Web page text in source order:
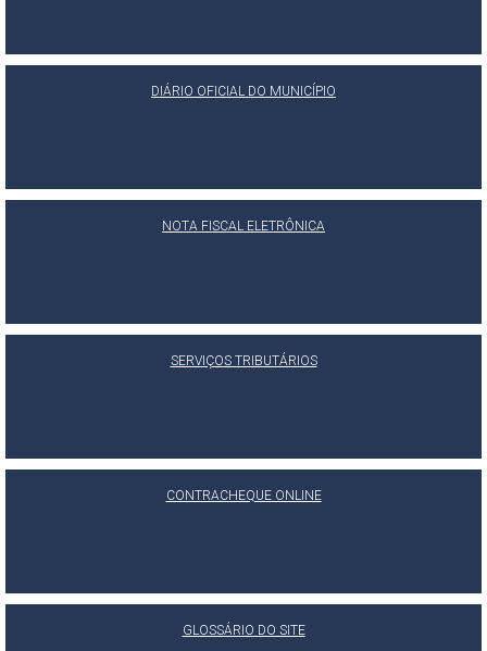
DIÁRIO OFICIAL DO MUNICÍPIO
NOTA FISCAL ELETRÔNICA
SERVIÇOS TRIBUTÁRIOS
CONTRACHEQUE ONLINE
GLOSSÁRIO DO SITE